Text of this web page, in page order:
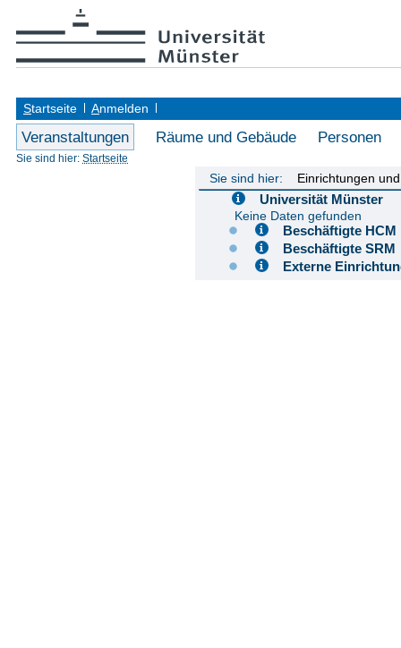
Startseite Anmelden
Veranstaltungen Räume und Gebäude Personen
Sie sind hier: Startseite
Sie sind hier: Einrichtungen
Universität Münster
Keine Daten gefunden
Beschäftigte
Beschäftigte
Externe